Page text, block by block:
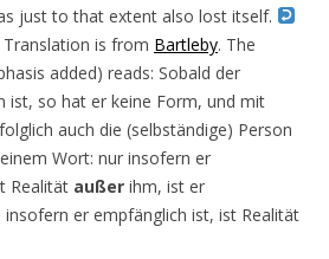
just to that extent also lost itself.
Translation is from Bartleby. The
added) reads: Sobald der
ist, so hat er keine Form, und mit
auch die (selbständige) Person
Wort: nur insofern er
Realität außer ihm, ist er
insofern er empfänglich ist, ist Realität